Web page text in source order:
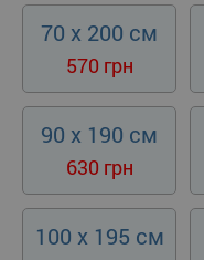
70 x 200 см
570 грн
90 x 190 см
630 грн
100 x 195 см